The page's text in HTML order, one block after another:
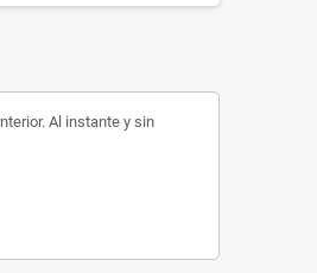
Al instante y sin